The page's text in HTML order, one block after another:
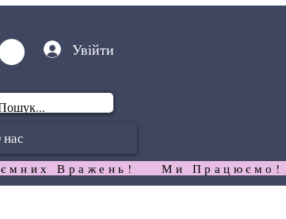
Увійти
Вражень!